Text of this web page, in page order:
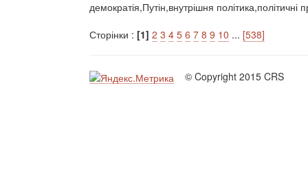
демократія,Путін,внутрішня політика,політичні
Сторінки : [1] 2 3 4 5 6 7 8 9 10 ... [538]
© Copyright 2015 CRS